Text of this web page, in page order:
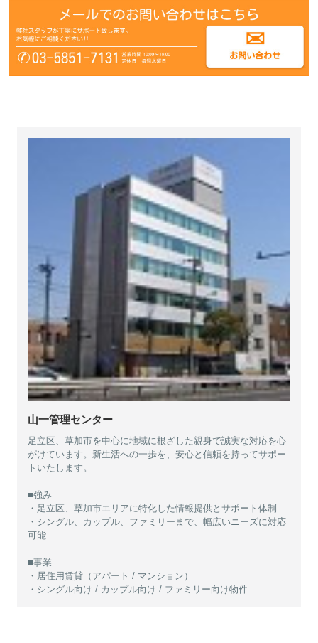
山一管理センター
足立区、草加市を中心に地域に根ざした親身で誠実な対応を心
がけています。新生活への一歩を、安心と信頼を持ってサポー
トいたします。
■強み
・足立区、草加市エリアに特化した情報提供とサポート体制
・シングル、カップル、ファミリーまで、幅広いニーズに対応
可能
■事業
・居住用賃貸（アパート / マンション）
・シングル向け / カップル向け / ファミリー向け物件